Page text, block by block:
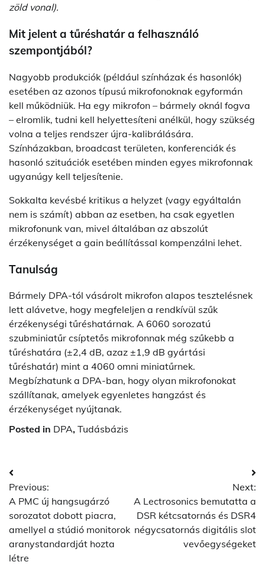
zöld vonal).
Mit jelent a tűréshatár a felhasználó
szempontjából?
Nagyobb produkciók (például színházak és hasonlók)
esetében az azonos típusú mikrofonoknak egyformán
kell működniük. Ha egy mikrofon – bármely oknál fogva
– elromlik, tudni kell helyettesíteni anélkül, hogy szükség
volna a teljes rendszer újra-kalibrálására.
Színházakban, broadcast területen, konferenciák és
hasonló szituációk esetében minden egyes mikrofonnak
ugyanúgy kell teljesítenie.
Sokkalta kevésbé kritikus a helyzet (vagy egyáltalán
nem is számít) abban az esetben, ha csak egyetlen
mikrofonunk van, mivel általában az abszolút
érzékenységet a gain beállítással kompenzálni lehet.
Tanulság
Bármely DPA-tól vásárolt mikrofon alapos tesztelésnek
lett alávetve, hogy megfeleljen a rendkívül szűk
érzékenységi tűréshatárnak. A 6060 sorozatú
szubminiatűr csíptetős mikrofonnak még szűkebb a
tűréshatára (±2,4 dB, azaz ±1,9 dB gyártási
tűréshatár) mint a 4060 omni miniatűrnek.
Megbízhatunk a DPA-ban, hogy olyan mikrofonokat
szállítanak, amelyek egyenletes hangzást és
érzékenységet nyújtanak.
Posted in DPA, Tudásbázis
Post
navigation
Previous:
A PMC új hangsugárzó
sorozatot dobott piacra,
amellyel a stúdió monitorok
aranystandardját hozta
létre
Next:
A Lectrosonics bemutatta a
DSR kétcsatornás és DSR4
négycsatornás digitális slot
vevőegységeket